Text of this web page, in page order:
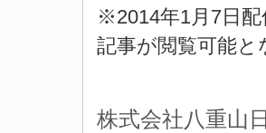
※2014年1月7日
記事が閲覧可能
株式会社八重山